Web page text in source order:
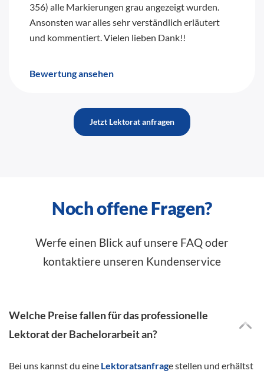
356) alle Markierungen grau angezeigt wurden.
Ansonsten war alles sehr verständlich erläutert
und kommentiert. Vielen lieben Dank!!
Bewertung ansehen
Jetzt Lektorat anfragen
Noch offene Fragen?
Werfe einen Blick auf unsere FAQ oder
kontaktiere unseren Kundenservice
Welche Preise fallen für das professionelle
Lektorat der Bachelorarbeit an?
Bei uns kannst du eine Lektoratsanfrage stellen und erhältst